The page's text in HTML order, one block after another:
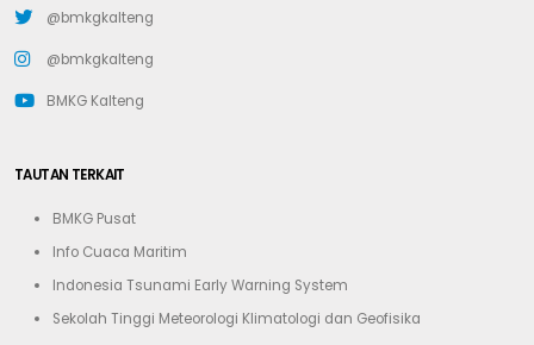
@bmkgkalteng
@bmkgkalteng
BMKG Kalteng
TAUTAN TERKAIT
BMKG Pusat
Info Cuaca Maritim
Indonesia Tsunami Early Warning System
Sekolah Tinggi Meteorologi Klimatologi dan Geofisika